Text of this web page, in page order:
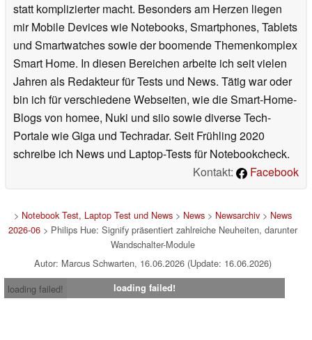
statt komplizierter macht. Besonders am Herzen liegen
mir Mobile Devices wie Notebooks, Smartphones, Tablets
und Smartwatches sowie der boomende Themenkomplex
Smart Home. In diesen Bereichen arbeite ich seit vielen
Jahren als Redakteur für Tests und News. Tätig war oder
bin ich für verschiedene Webseiten, wie die Smart-Home-
Blogs von homee, Nuki und siio sowie diverse Tech-
Portale wie Giga und Techradar. Seit Frühling 2020
schreibe ich News und Laptop-Tests für Notebookcheck.
Kontakt:
Facebook
> Notebook Test, Laptop Test und News> News> Newsarchiv> News
2026-06> Philips Hue: Signify präsentiert zahlreiche Neuheiten, darunter
Wandschalter-Module
Autor: Marcus Schwarten, 16.06.2026 (Update: 16.06.2026)
loading failed!
loading failed!